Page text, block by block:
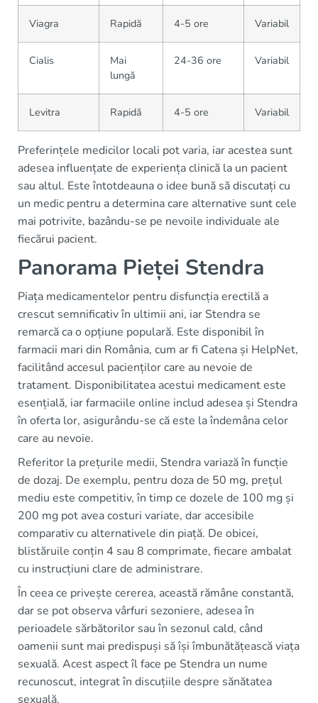
Viagra Rapidă 4-5 ore Variabil
Cialis
Mai
lungă
24-36 ore Variabil
Levitra Rapidă 4-5 ore Variabil
Preferințele medicilor locali pot varia, iar acestea sunt
adesea influențate de experiența clinică la un pacient
sau altul. Este întotdeauna o idee bună să discutați cu
un medic pentru a determina care alternative sunt cele
mai potrivite, bazându-se pe nevoile individuale ale
fiecărui pacient.
Panorama Pieței Stendra
Piața medicamentelor pentru disfuncția erectilă a
crescut semnificativ în ultimii ani, iar Stendra se
remarcă ca o opțiune populară. Este disponibil în
farmacii mari din România, cum ar fi Catena și HelpNet,
facilitând accesul pacienților care au nevoie de
tratament. Disponibilitatea acestui medicament este
esențială, iar farmaciile online includ adesea și Stendra
în oferta lor, asigurându-se că este la îndemâna celor
care au nevoie.
Referitor la prețurile medii, Stendra variază în funcție
de dozaj. De exemplu, pentru doza de 50 mg, prețul
mediu este competitiv, în timp ce dozele de 100 mg și
200 mg pot avea costuri variate, dar accesibile
comparativ cu alternativele din piață. De obicei,
blistăruile conțin 4 sau 8 comprimate, fiecare ambalat
cu instrucțiuni clare de administrare.
În ceea ce privește cererea, această rămâne constantă,
dar se pot observa vârfuri sezoniere, adesea în
perioadele sărbătorilor sau în sezonul cald, când
oamenii sunt mai predispuși să își îmbunătățească viața
sexuală. Acest aspect îl face pe Stendra un nume
recunoscut, integrat în discuțiile despre sănătatea
sexuală.